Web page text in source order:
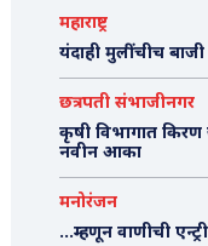
महाराष्ट्र
यंदाही मुलींचीच बाजी
छत्रपती संभाजीनगर
कृषी विभागात किरण
नवीन आका
मनोरंजन
…म्हणून वाणीची